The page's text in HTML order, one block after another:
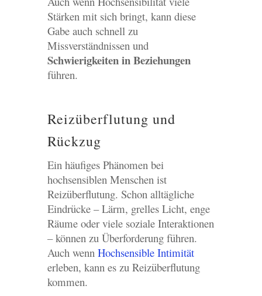
Stärken mit sich bringt, kann diese
Gabe auch schnell zu
Missverständnissen und
Schwierigkeiten in Beziehungen
führen.
Reizüberflutung und
Rückzug
Ein häufiges Phänomen bei
hochsensiblen Menschen ist
Reizüberflutung. Schon alltägliche
Eindrücke – Lärm, grelles Licht, enge
Räume oder viele soziale Interaktionen
– können zu Überforderung führen.
Auch wenn Hochsensible Intimität
erleben, kann es zu Reizüberflutung
kommen.